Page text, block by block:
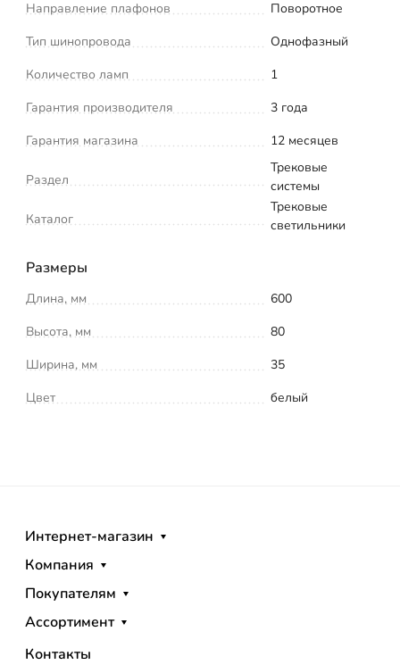
Направление плафонов
Поворотное
Тип шинопровода
Однофазный
Количество ламп
1
Гарантия производителя
3 года
Гарантия магазина
12 месяцев
Раздел
Трековые
системы
Каталог
Трековые
светильники
Размеры
Длина, мм
600
Высота, мм
80
Ширина, мм
35
Цвет
белый
Интернет-магазин
Компания
Покупателям
Ассортимент
Контакты